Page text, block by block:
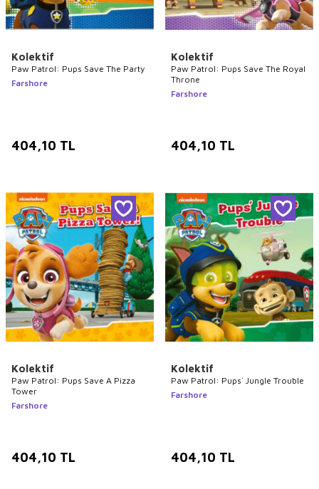
Kolektif
Paw Patrol: Pups Save The Party
Farshore
404,10 TL
Kolektif
Paw Patrol: Pups Save The Royal
Throne
Farshore
404,10 TL
Kolektif
Paw Patrol: Pups Save A Pizza
Tower
Farshore
404,10 TL
Kolektif
Paw Patrol: Pups` Jungle Trouble
Farshore
404,10 TL